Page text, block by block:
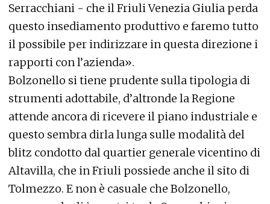
Serracchiani - che il Friuli Venezia Giulia perda
questo insediamento produttivo e faremo tutto
il possibile per indirizzare in questa direzione i
rapporti con l’azienda».
Bolzonello si tiene prudente sulla tipologia di
strumenti adottabile, d’altronde la Regione
attende ancora di ricevere il piano industriale e
questo sembra dirla lunga sulle modalità del
blitz condotto dal quartier generale vicentino di
Altavilla, che in Friuli possiede anche il sito di
Tolmezzo. E non è casuale che Bolzonello,